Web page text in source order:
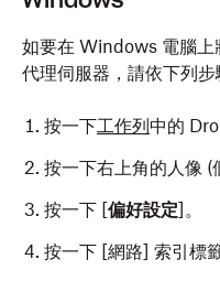
如要在 Windows 電腦
代理伺服器，請依下列步
按一下工作列中的
按一下右上角的人像 (
按一下 [偏好設定]。
按一下 [網路] 索引標籤